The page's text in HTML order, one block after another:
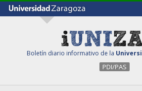
Boletín diario informativo de la
PDI/PAS